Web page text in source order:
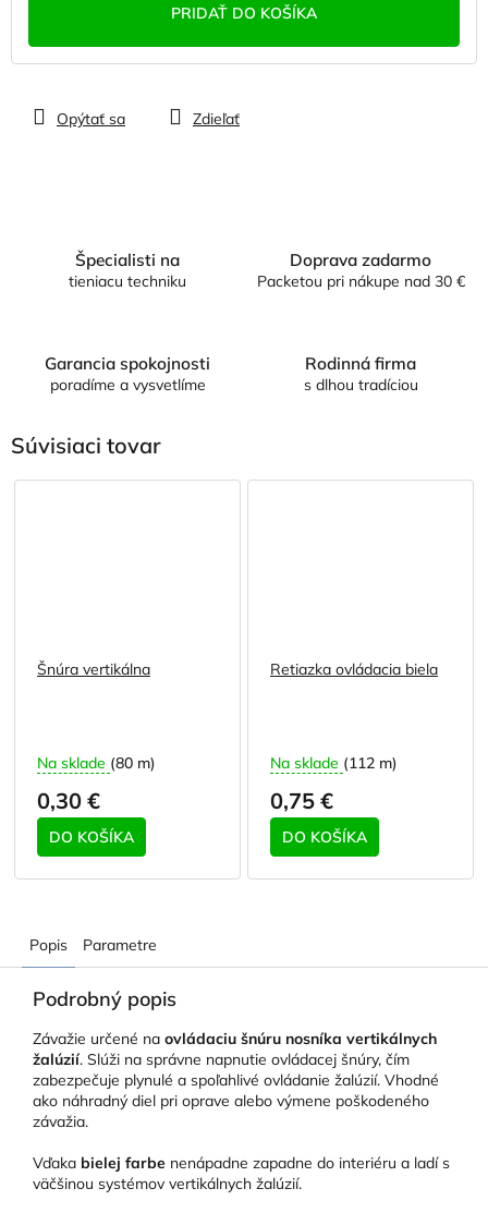
PRIDAŤ DO KOŠÍKA
Opýtať sa Zdieľať
Špecialisti na
tieniacu techniku
Doprava zadarmo
Packetou pri nákupe nad 30 €
Garancia spokojnosti
poradíme a vysvetlíme
Rodinná firma
s dlhou tradíciou
Súvisiaci tovar
Šnúra vertikálna
Na sklade (80 m)
0,30 €
DO KOŠÍKA
Retiazka ovládacia biela
Na sklade (112 m)
0,75 €
DO KOŠÍKA
Popis Parametre
Podrobný popis
Závažie určené na ovládaciu šnúru nosníka vertikálnych
žalúzií. Slúži na správne napnutie ovládacej šnúry, čím
zabezpečuje plynulé a spoľahlivé ovládanie žalúzií. Vhodné
ako náhradný diel pri oprave alebo výmene poškodeného
závažia.
Vďaka bielej farbe nenápadne zapadne do interiéru a ladí s
väčšinou systémov vertikálnych žalúzií.